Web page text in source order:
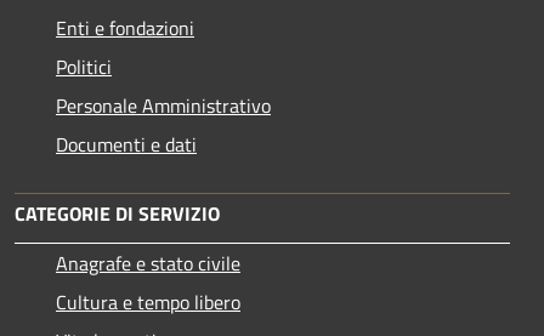
Enti e fondazioni
Politici
Personale Amministrativo
Documenti e dati
CATEGORIE DI SERVIZIO
Anagrafe e stato civile
Cultura e tempo libero